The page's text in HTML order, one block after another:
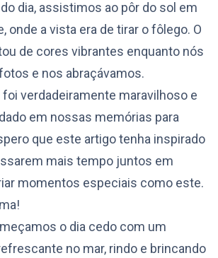
dia, assistimos ao pôr do sol em
onde a vista era de tirar o fôlego. O
de cores vibrantes enquanto nós
e nos abraçávamos.
foi verdadeiramente maravilhoso e
em nossas memórias para
que este artigo tenha inspirado
mais tempo juntos em
momentos especiais como este.
o dia cedo com um
no mar, rindo e brincando